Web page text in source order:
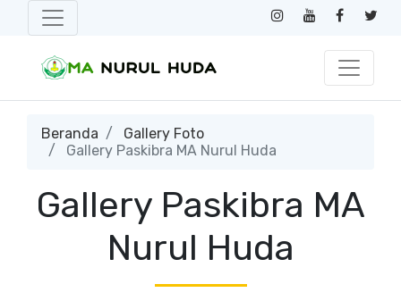
Beranda
Gallery Foto
Gallery Paskibra MA Nurul Huda
Gallery Paskibra MA
Nurul Huda